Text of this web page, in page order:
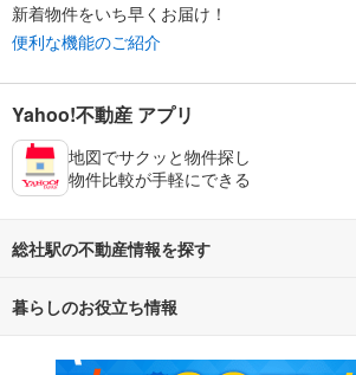
新着物件をいち早くお届け！
便利な機能のご紹介
Yahoo!不動産 アプリ
地図でサクッと物件探し
物件比較が手軽にできる
総社駅の不動産情報を探す
不動産・住宅
暮らしのお役立ち情報
マンションカタログ 教えて